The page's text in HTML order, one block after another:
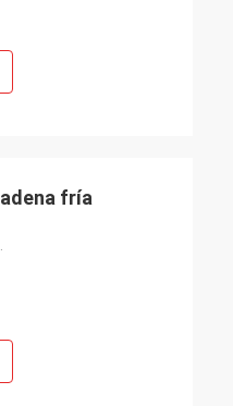
fría